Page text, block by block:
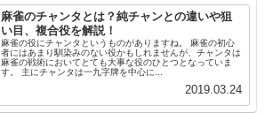
麻雀のチャンタとは？純チャンとの違いや狙
い目、複合役を解説！
麻雀の役にチャンタというものがありますね。 麻雀の初心
者にはあまり馴染みのない役かもしれませんが、チャンタは
麻雀の戦術においてとても大事な役のひとつとなっていま
す。 主にチャンタは一九字牌を中心に...
2019.03.24